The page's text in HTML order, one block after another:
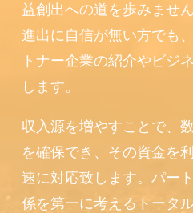
益創出への道を歩みませ
進出に自信が無い方でも
トナー企業の紹介やビジ
します。
収入源を増やすことで、
を確保でき、その資金を
速に対応致します。パー
係を第一に考えるトータ